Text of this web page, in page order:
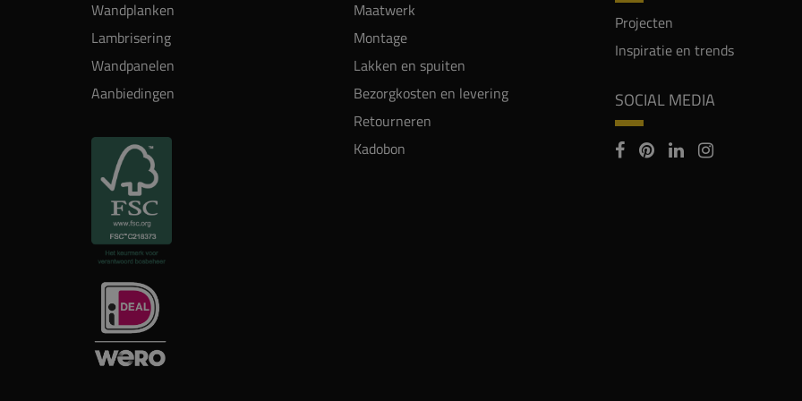
Wandplanken
Lambrisering
Wandpanelen
Aanbiedingen
Maatwerk
Montage
Lakken en spuiten
Bezorgkosten en levering
Retourneren
Kadobon
Projecten
Inspiratie en trends
SOCIAL MEDIA